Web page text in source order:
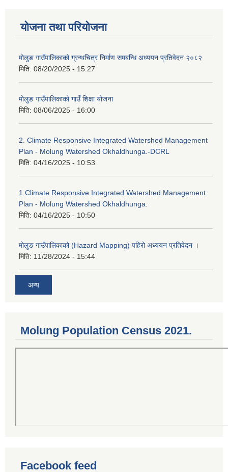
योजना तथा परियोजना
मोलुङ गाउँपालिकाको ग्रन्थचित्र निर्माण समबन्धि अध्ययन प्रतिवेदन २०८२
मिति: 08/20/2025 - 15:27
मोलुङ गाउँपालिकाको गाउँ शिक्षा योजना
मिति: 08/06/2025 - 16:00
2. Climate Responsive Integrated Watershed Management
Plan - Molung Watershed Okhaldhunga.-DCRL
मिति: 04/16/2025 - 10:53
1.Climate Responsive Integrated Watershed Management
Plan - Molung Watershed Okhaldhunga.
मिति: 04/16/2025 - 10:50
मोलुङ गाउँपालिकाको (Hazard Mapping) पहिरो अध्ययन प्रतिवेदन ।
मिति: 11/28/2024 - 15:44
अन्य
Molung Population Census 2021.
Facebook feed